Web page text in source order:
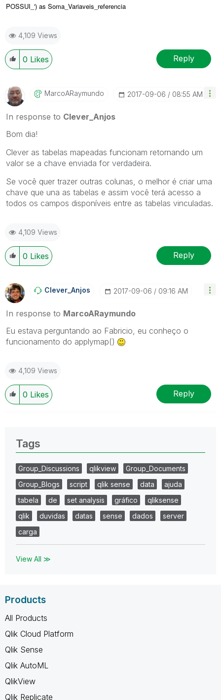
POSSUI_') as Soma_Variaveis_referencia
4,109 Views
0 Likes Reply
MarcoARaymundo ‎2017-09-06 08:55 AM
In response to Clever_Anjos
Bom dia!
Clever as tabelas mapeadas funcionam retornando um
valor se a chave enviada for verdadeira.
Se você quer trazer outras colunas, o melhor é criar uma
chave que una as tabelas e assim você terá acesso a
todos os campos disponíveis entre as tabelas vinculadas.
4,109 Views
0 Likes Reply
Clever_Anjos ‎2017-09-06 09:16 AM
In response to MarcoARaymundo
Eu estava perguntando ao Fabricio, eu conheço o
funcionamento do applymap()
4,109 Views
0 Likes Reply
Tags
Group_Discussions qlikview
Group_Documents
Group_Blogs
script qlik sense data
ajuda
tabela
de set analysis gráfico
qliksense
qlik
duvidas datas sense dados
server
carga
View All ≫
Products
All Products
Qlik Cloud Platform
Qlik Sense
Qlik AutoML
QlikView
Qlik Replicate